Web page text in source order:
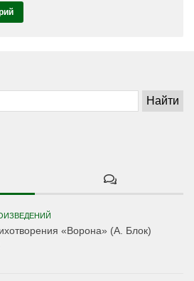
«Ворона» (А. Блок)